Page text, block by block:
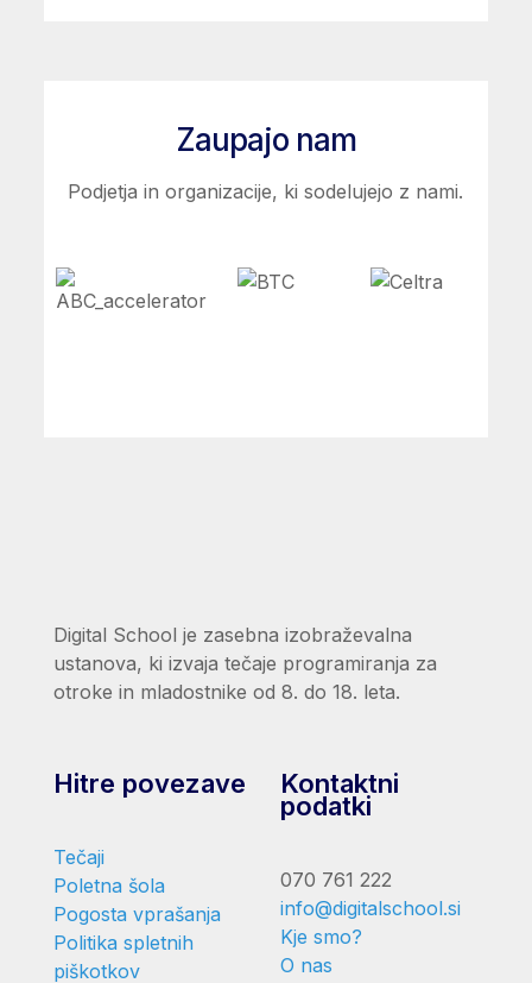
Zaupajo nam
Podjetja in organizacije, ki sodelujejo z nami.
Digital School je zasebna izobraževalna
ustanova, ki izvaja tečaje programiranja za
otroke in mladostnike od 8. do 18. leta.
Hitre povezave
Tečaji
Poletna šola
Pogosta vprašanja
Politika spletnih
piškotkov
Kontaktni
podatki
070 761 222
info@digitalschool.si
Kje smo?
O nas